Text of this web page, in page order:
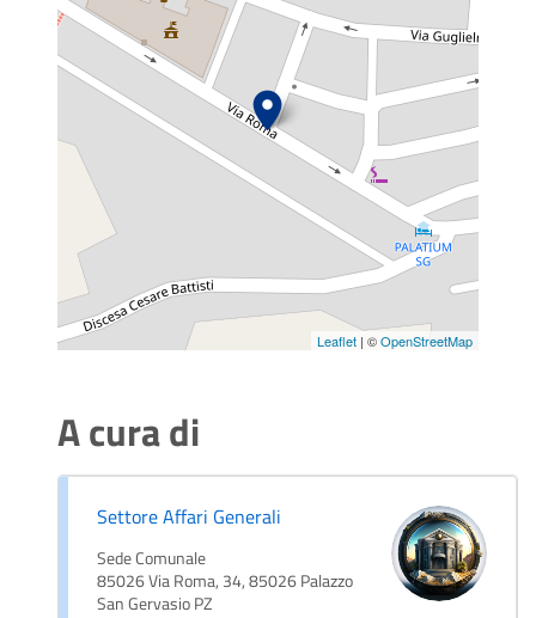
Leaflet | ©OpenStreetMap
A cura di
Settore Affari Generali
Sede Comunale
85026 Via Roma, 34, 85026 Palazzo
San Gervasio PZ